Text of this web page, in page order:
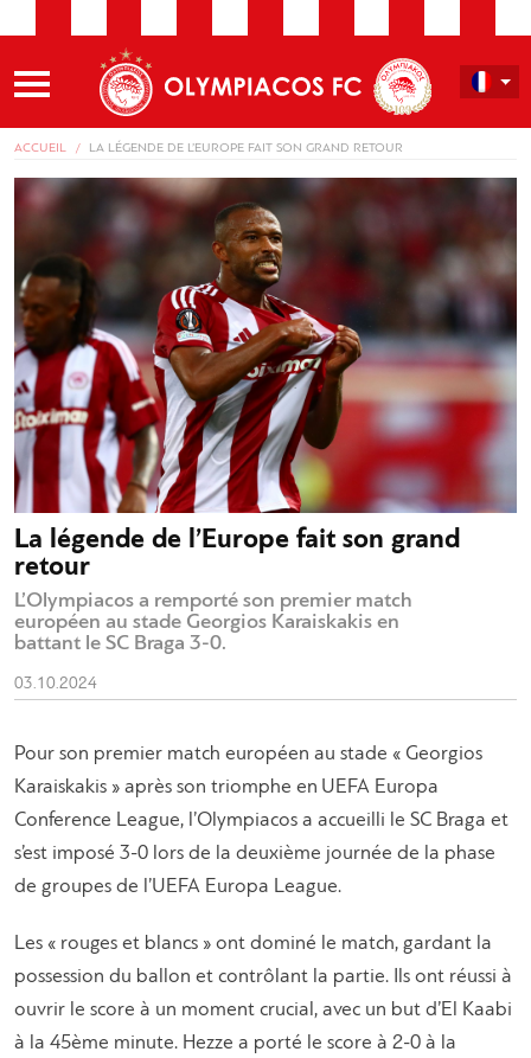
ACCUEIL LA LÉGENDE DE L’EUROPE FAIT SON GRAND RETOUR
La légende de l’Europe fait son grand
retour
L’Olympiacos a remporté son premier match
européen au stade Georgios Karaiskakis en
battant le SC Braga 3-0.
03.10.2024
Pour son premier match européen au stade « Georgios
Karaiskakis » après son triomphe en UEFA Europa
Conference League, l’Olympiacos a accueilli le SC Braga et
s’est imposé 3-0 lors de la deuxième journée de la phase
de groupes de l’UEFA Europa League.
Les « rouges et blancs » ont dominé le match, gardant la
possession du ballon et contrôlant la partie. Ils ont réussi à
ouvrir le score à un moment crucial, avec un but d’El Kaabi
à la 45ème minute. Hezze a porté le score à 2-0 à la